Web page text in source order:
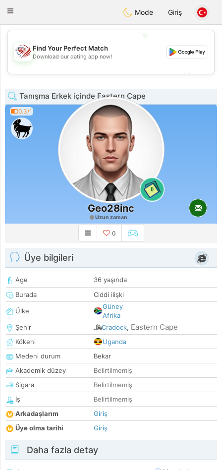
Dating
Toggle
Mode Giriş
💖
💕
Find Your Perfect Match
Download our dating app now!
Tanışma Erkek içinde Eastern Cape
0.3/1
0
Geo28inc
Uzun zaman
0
Üye bilgileri
Age
36 yaşında
Burada
Ciddi ilişki
Ülke
Güney
Afrika
Şehir
Cradock, Eastern Cape
Kökeni
Uganda
Medeni durum
Bekar
Akademik düzey
Belirtilmemiş
Sigara
Belirtilmemiş
İş
Belirtilmemiş
Arkadaşlarım
Giriş
Üye olma tarihi
Giriş
Daha fazla detay